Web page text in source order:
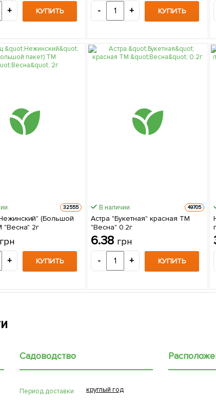
+ КУПИТЬ - + КУПИТЬ
32555
(Большой
"Весна" 2г
грн
+ КУПИТЬ
В наличии. 49705
Астра "Букетная" красная ТМ
"Весна" 0.2г
6.38 грн
- + КУПИТЬ
Садоводство
Период доставки круглый год